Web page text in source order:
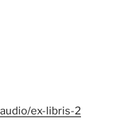
ex-libris-2